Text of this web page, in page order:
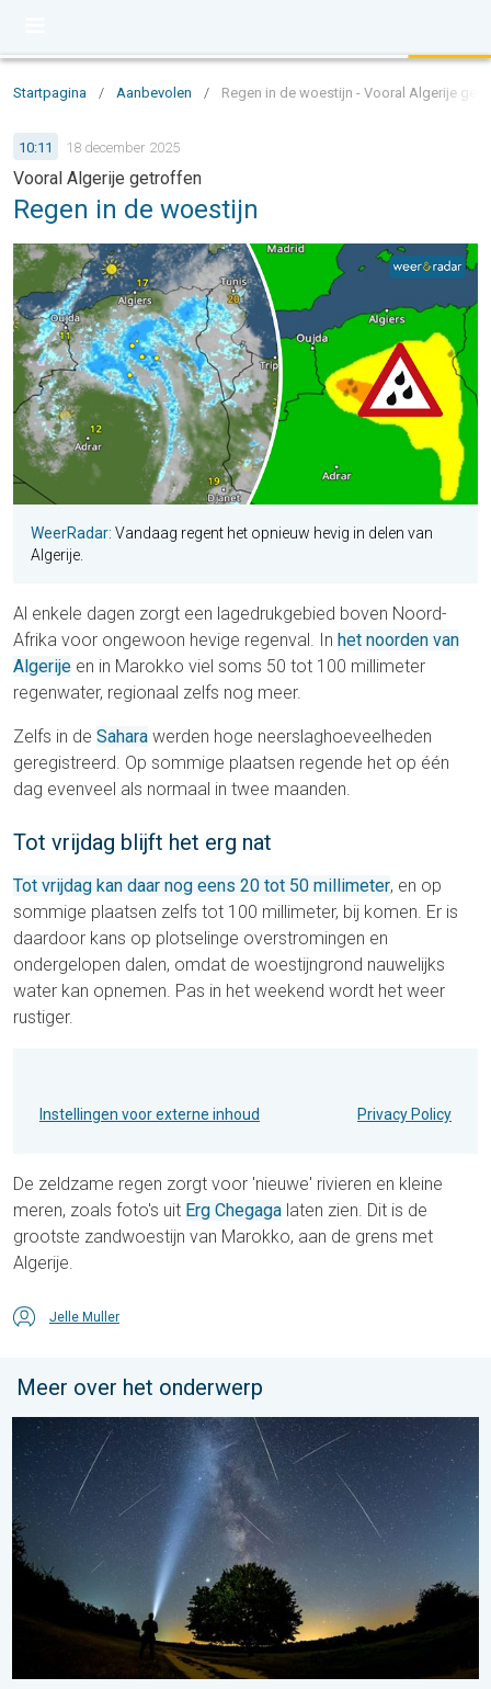
Startpagina / Aanbevolen / Regen in de woestijn - Vooral Algerije
10:11 18 december 2025
Vooral Algerije getroffen
Regen in de woestijn
WeerRadar: Vandaag regent het opnieuw hevig in delen van
Algerije.
Al enkele dagen zorgt een lagedrukgebied boven Noord-
Afrika voor ongewoon hevige regenval. In het noorden van
Algerije en in Marokko viel soms 50 tot 100 millimeter
regenwater, regionaal zelfs nog meer.
Zelfs in de Sahara werden hoge neerslaghoeveelheden
geregistreerd. Op sommige plaatsen regende het op één
dag evenveel als normaal in twee maanden.
Tot vrijdag blijft het erg nat
Tot vrijdag kan daar nog eens 20 tot 50 millimeter, en op
sommige plaatsen zelfs tot 100 millimeter, bij komen. Er is
daardoor kans op plotselinge overstromingen en
ondergelopen dalen, omdat de woestijngrond nauwelijks
water kan opnemen. Pas in het weekend wordt het weer
rustiger.
Instellingen voor externe inhoud Privacy Policy
De zeldzame regen zorgt voor 'nieuwe' rivieren en kleine
meren, zoals foto's uit Erg Chegaga laten zien. Dit is de
grootste zandwoestijn van Marokko, aan de grens met
Algerije.
Jelle Muller
Meer over het onderwerp
De tijd van de vallende sterren begint. Hoogtepunt in